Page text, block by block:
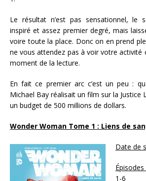
Le résultat n’est pas sensationnel, le
inspiré et assez premier degré, mais
voire toute la place. Donc on en prend
ne vous attendez pas à voir votre activité
moment de la lecture.
En fait ce premier arc c’est un peu :
Michael Bay réalisait un film sur la Justice
un budget de 500 millions de dollars.
Wonder Woman Tome 1 : Liens de
Date de
Épisodes
1-6